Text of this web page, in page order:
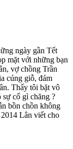
ngày gần Tết
mặt với những bạn
vợ chồng Trần
cúng giỗ, đám
Thấy tôi bặt vô
cố gì chăng ?
bồn chồn không
Lân viết cho